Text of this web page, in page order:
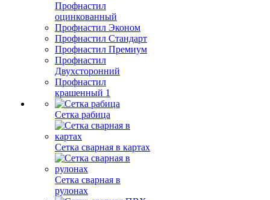
Профнастил
оцинкованный
Профнастил Эконом
Профнастил Стандарт
Профнастил Премиум
Профнастил
Двухсторонний
Профнастил
крашенный 1
Сетка рабица
Сетка сварная в картах
Сетка сварная в
рулонах